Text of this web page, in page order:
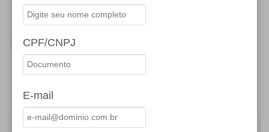
CPF/CNPJ
E-mail